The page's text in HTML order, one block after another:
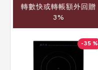
轉數快或轉帳額外回贈
3%
-35 %